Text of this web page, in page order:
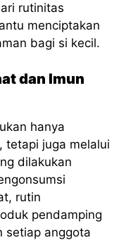
rutinitas
menciptakan
bagi si kecil.
dan Imun
hanya
tetapi juga melalui
dilakukan
rutin
pendamping
setiap anggota